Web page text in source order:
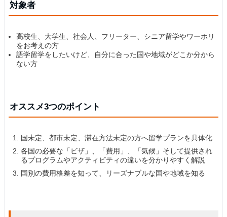
対象者
高校生、大学生、社会人、フリーター、シニア留学やワーホリ
をお考えの方
語学留学をしたいけど、自分に合った国や地域がどこか分から
ない方
オススメ3つのポイント
国未定、都市未定、滞在方法未定の方へ留学プランを具体化
各国の必要な「ビザ」、「費用」、「気候」そして提供され
るプログラムやアクティビティの違いを分かりやすく解説
国別の費用格差を知って、リーズナブルな国や地域を知る